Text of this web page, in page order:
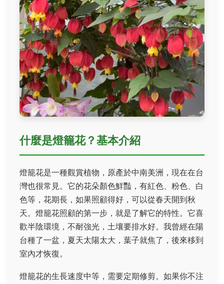
什麼是燈籠花？基本介紹
燈籠花是一種觀賞植物，原產於中南美洲，現在在台
灣也很常見。它的花朵顏色鮮豔，有紅色、粉色、白
色等，花期長，如果照顧得好，可以從春天開到秋
天。燈籠花照顧的第一步，就是了解它的特性。它喜
歡半陰環境，不耐強光，土壤要排水好。我曾經在陽
台種了一盆，夏天太陽太大，葉子就焦了，後來移到
室內才恢復。
燈籠花的生長速度中等，需要定期修剪。如果你不注